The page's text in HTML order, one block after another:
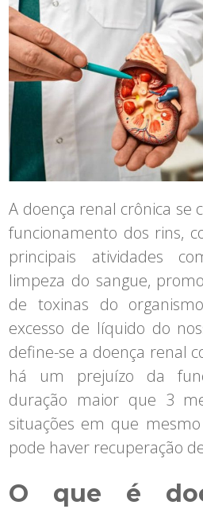
A doença renal crônica se
funcionamento dos rins,
principais atividades
limpeza do sangue,
de toxinas do
excesso de líquido do
define-se a doença renal
há um prejuízo da
duração maior que 3
situações em que
pode haver recuperação
O que é